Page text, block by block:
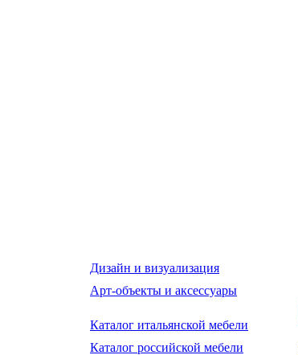
Дизайн и визуализация
Арт-объекты и аксессуары
Каталог итальянской мебели
Каталог российской мебели